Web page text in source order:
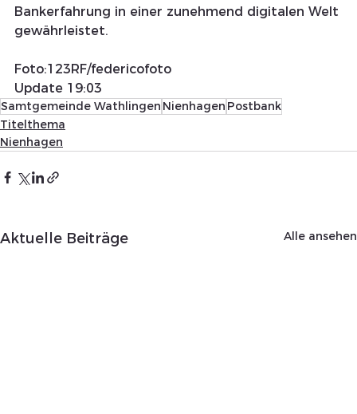
Bankerfahrung in einer zunehmend digitalen Welt
gewährleistet.
Foto:123RF/federicofoto
Update 19:03
Samtgemeinde Wathlingen Nienhagen Postbank
Titelthema
Nienhagen
Aktuelle Beiträge Alle ansehen